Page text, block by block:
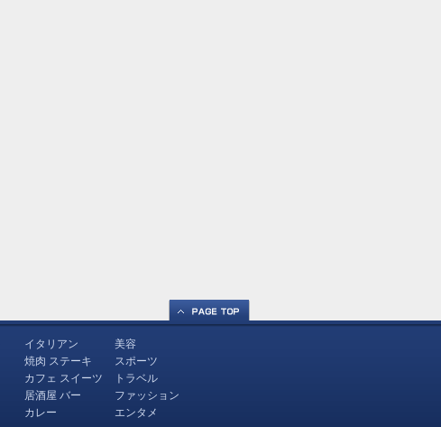
イタリアン
焼肉 ステーキ
カフェ スイーツ
居酒屋 バー
カレー
美容
スポーツ
トラベル
ファッション
エンタメ